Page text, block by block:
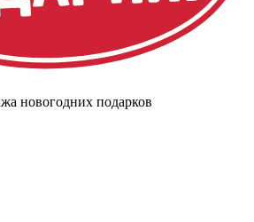
новогодних подарков